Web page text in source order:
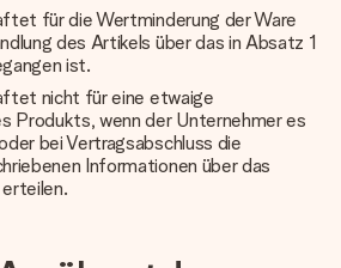
für die Wertminderung der Ware
des Artikels über das in Absatz 1
ist.
nicht für eine etwaige
Produkts, wenn der Unternehmer es
bei Vertragsabschluss die
Informationen über das